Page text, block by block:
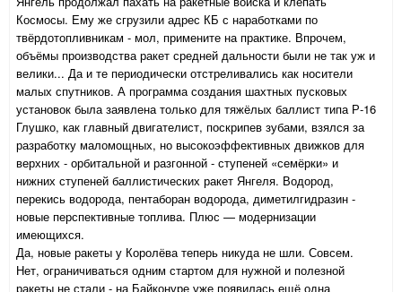
Космосы. Ему же сгрузили адрес КБ с наработками по
твёрдотопливникам - мол, примените на практике. Впрочем,
объёмы производства ракет средней дальности были не так уж и
велики... Да и те периодически отстреливались как носители
малых спутников. А программа создания шахтных пусковых
установок была заявлена только для тяжёлых баллист типа Р-16
Глушко, как главный двигателист, поскрипев зубами, взялся за
разработку маломощных, но высокоэффективных движков для
верхних - орбитальной и разгонной - ступеней «семёрки» и
нижних ступеней баллистических ракет Янгеля. Водород,
перекись водорода, пентаборан водорода, диметилгидразин -
новые перспективные топлива. Плюс — модернизации
имеющихся.
Да, новые ракеты у Королёва теперь никуда не шли. Совсем.
Нет, ограничиваться одним стартом для нужной и полезной
ракеты не стали - на Байконуре уже появилась ещё одна